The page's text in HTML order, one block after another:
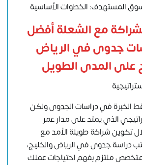
المستهدف: الخطوات الأساسية
مع الشعلة أفضل
جدوى في الرياض
على المدى الطويل
الخبرة في دراسات الجدوى ولكن
الذي يمتد على مدار عمر
تكوين شراكة طويلة الأمد مع
دراسة جدوى في الرياض والخليج،
ملتزم بفهم احتياجات عملك